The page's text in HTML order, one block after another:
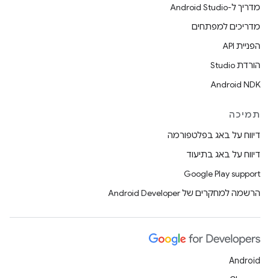
מדריך ל-Android Studio
מדריכים למפתחים
הפניית API
הורדת Studio
Android NDK
תמיכה
דיווח על באג בפלטפורמה
דיווח על באג בתיעוד
Google Play support
הרשמה למחקרים של Android Developer
Android